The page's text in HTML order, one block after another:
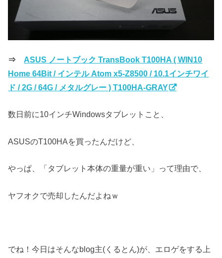
⇒ ASUS ノートブック TransBook T100HA ( WIN10
Home 64Bit / インテル Atom x5-Z8500 / 10.1インチワイ
ド / 2G / 64G / メタルグレー ) T100HA-GRAY
数日前に10インチWindowsタブレットこと、
ASUSのT100HAを買ったんだけど、
やっぱ、「タブレット本体の重量が重い」って理由で、
ヤフオクで売却したんだよねｗ
でね！今日はそんなblog主(くるとん)が、エロゲをする上